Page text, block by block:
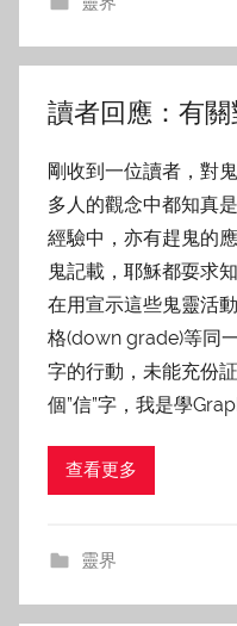
讀者回應：有
剛收到一位讀者，對
多人的觀念中都知真
經驗中，亦有趕鬼的
鬼記載，耶穌都耍求
在用宣示這些鬼靈活
格(down grade)等同
字的行動，未能充份
個”信”字，我是學
查看更多
靈界